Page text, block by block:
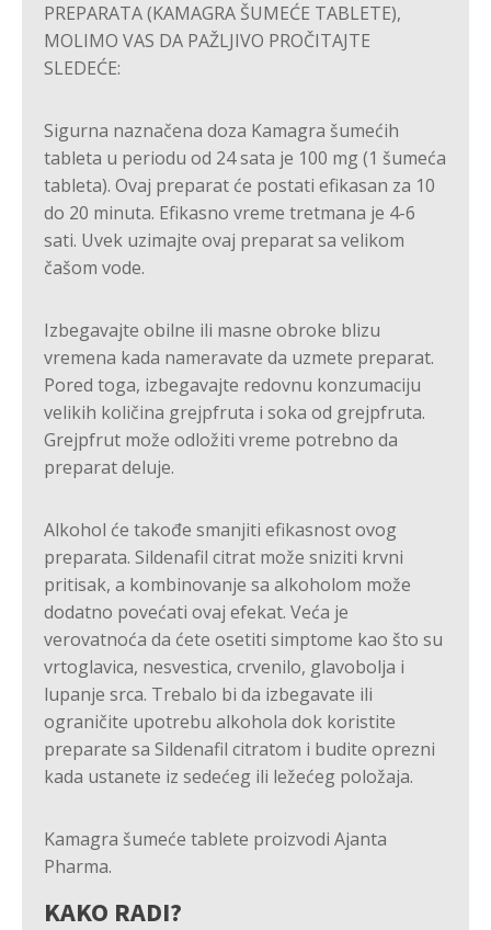
PREPARATA (KAMAGRA ŠUMEĆE TABLETE),
MOLIMO VAS DA PAŽLJIVO PROČITAJTE
SLEDEĆE:
Sigurna naznačena doza Kamagra šumećih
tableta u periodu od 24 sata je 100 mg (1 šumeća
tableta). Ovaj preparat će postati efikasan za 10
do 20 minuta. Efikasno vreme tretmana je 4-6
sati. Uvek uzimajte ovaj preparat sa velikom
čašom vode.
Izbegavajte obilne ili masne obroke blizu
vremena kada nameravate da uzmete preparat.
Pored toga, izbegavajte redovnu konzumaciju
velikih količina grejpfruta i soka od grejpfruta.
Grejpfrut može odložiti vreme potrebno da
preparat deluje.
Alkohol će takođe smanjiti efikasnost ovog
preparata. Sildenafil citrat može sniziti krvni
pritisak, a kombinovanje sa alkoholom može
dodatno povećati ovaj efekat. Veća je
verovatnoća da ćete osetiti simptome kao što su
vrtoglavica, nesvestica, crvenilo, glavobolja i
lupanje srca. Trebalo bi da izbegavate ili
ograničite upotrebu alkohola dok koristite
preparate sa Sildenafil citratom i budite oprezni
kada ustanete iz sedećeg ili ležećeg položaja.
Kamagra šumeće tablete proizvodi Ajanta
Pharma.
KAKO RADI?